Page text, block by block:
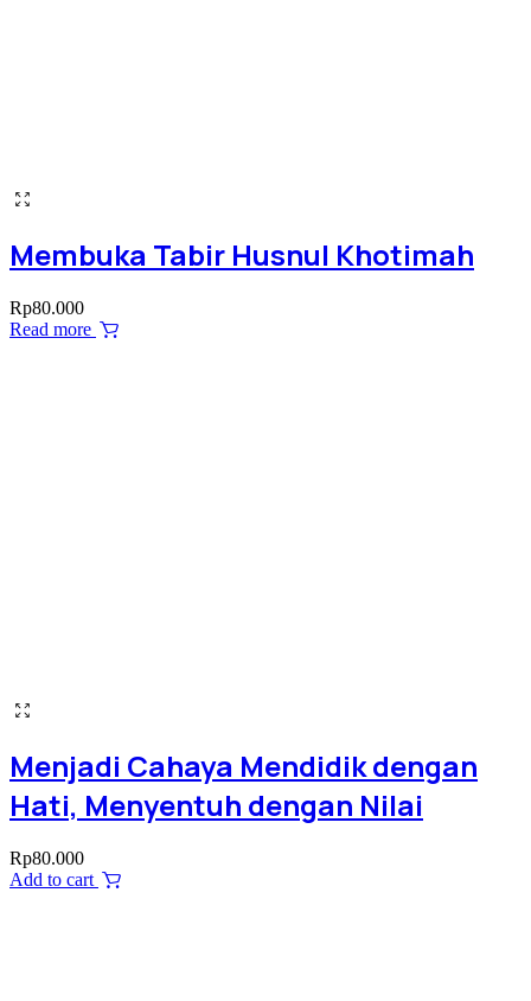
Membuka Tabir Husnul Khotimah
Rp80.000
Read more
Menjadi Cahaya Mendidik dengan
Hati, Menyentuh dengan Nilai
Rp80.000
Add to cart